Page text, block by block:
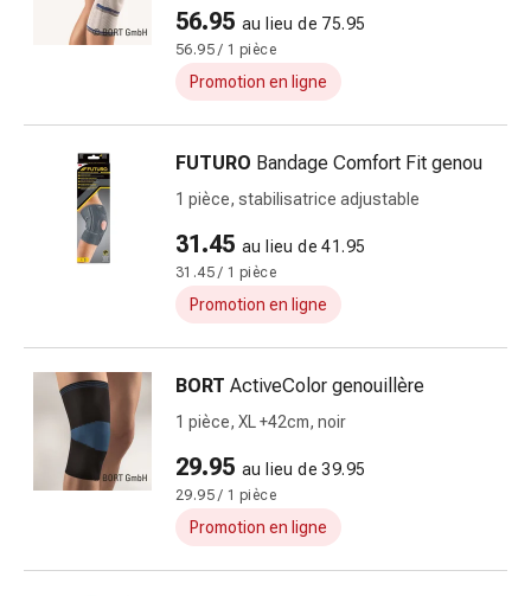
Pansements
ophtalmiques
Hygiène
Cœur,
circulation
et
vaisseaux
sanguins
Cœur
compression
et
contention
Circulation
sanguine
Arrêter
56.95 au lieu de 75.95
56.95 / 1 pièce
Promotion en ligne
FUTURO Bandage Comfort Fit genou
1 pièce, stabilisatrice adjustable
31.45 au lieu de 41.95
31.45 / 1 pièce
Promotion en ligne
BORT ActiveColor genouillère
1 pièce, XL +42cm, noir
29.95 au lieu de 39.95
29.95 / 1 pièce
Promotion en ligne